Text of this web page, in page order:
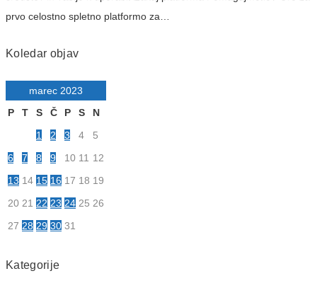
prvo celostno spletno platformo za…
Koledar objav
marec 2023
P
T S Č P S
N
1
2 3 4
5
6
7 8 9 10 11 12
13 14 15 16 17 18 19
20 21 22 23 24 25 26
27 28 29 30 31
Kategorije